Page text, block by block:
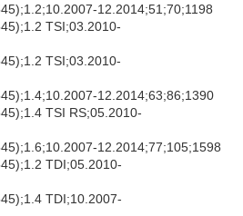
12.2014;51;70;1198
TSI;03.2010-
TSI;03.2010-
12.2014;63;86;1390
TSI RS;05.2010-
12.2014;77;105;1598
TDI;05.2010-
TDI;10.2007-